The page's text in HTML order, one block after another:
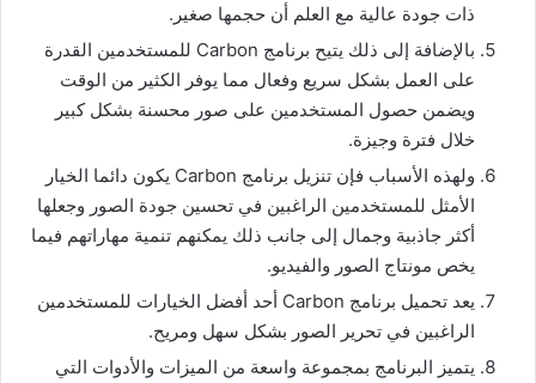
ذات جودة عالية مع العلم أن حجمها صغير.
بالإضافة إلى ذلك يتيح برنامج Carbon للمستخدمين القدرة
على العمل بشكل سريع وفعال مما يوفر الكثير من الوقت
ويضمن حصول المستخدمين على صور محسنة بشكل كبير
خلال فترة وجيزة.
ولهذه الأسباب فإن تنزيل برنامج Carbon يكون دائما الخيار
الأمثل للمستخدمين الراغبين في تحسين جودة الصور وجعلها
أكثر جاذبية وجمال إلى جانب ذلك يمكنهم تنمية مهاراتهم فيما
يخص مونتاج الصور والفيديو.
يعد تحميل برنامج Carbon أحد أفضل الخيارات للمستخدمين
الراغبين في تحرير الصور بشكل سهل ومريح.
يتميز البرنامج بمجموعة واسعة من الميزات والأدوات التي